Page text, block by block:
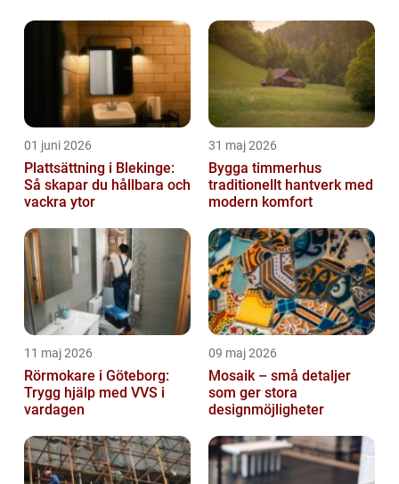
01 juni 2026
Plattsättning i Blekinge:
Så skapar du hållbara och
vackra ytor
31 maj 2026
Bygga timmerhus
traditionellt hantverk med
modern komfort
11 maj 2026
Rörmokare i Göteborg:
Trygg hjälp med VVS i
vardagen
09 maj 2026
Mosaik – små detaljer
som ger stora
designmöjligheter